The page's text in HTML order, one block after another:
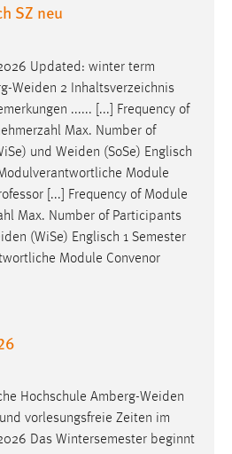
SZ neu
Updated: winter term
Weiden 2 Inhaltsverzeichnis
...... [...] Frequency of
Max. Number of
und Weiden (SoSe) Englisch
Module
[...] Frequency of Module
Max. Number of Participants
(WiSe) Englisch 1 Semester
Module Convenor
Hochschule Amberg-Weiden
vorlesungsfreie Zeiten im
Das Wintersemester beginnt